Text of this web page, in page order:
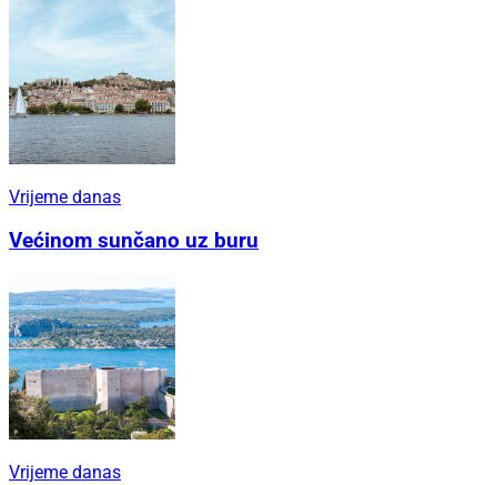
Vrijeme danas
Većinom sunčano uz buru
Vrijeme danas